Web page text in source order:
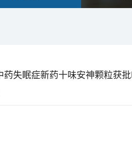
失眠症新药十味安神颗粒获